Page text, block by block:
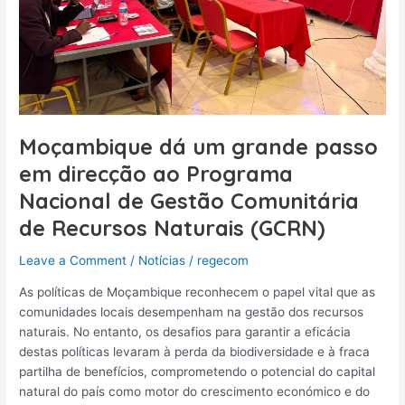
Moçambique dá um grande passo
em direcção ao Programa
Nacional de Gestão Comunitária
de Recursos Naturais (GCRN)
Leave a Comment / Notícias / regecom
As políticas de Moçambique reconhecem o papel vital que as
comunidades locais desempenham na gestão dos recursos
naturais. No entanto, os desafios para garantir a eficácia
destas políticas levaram à perda da biodiversidade e à fraca
partilha de benefícios, comprometendo o potencial do capital
natural do país como motor do crescimento económico e do
em
direcção
ao
Programa
Nacional
de
Comunitária
de
Recursos
Naturais
(GCRN)